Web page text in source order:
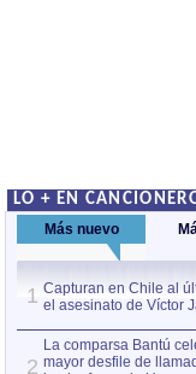
LO + EN
Más nuevo
1 Capturan en Chile al
el asesinato de Víctor
2
La comparsa Bantú
mayor desfile de